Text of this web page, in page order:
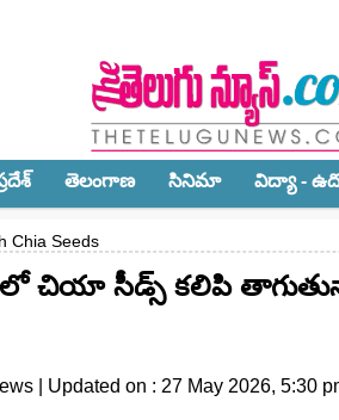
తెలంగాణ‌ సినిమా విద్యా -
Chia Seeds
చియా సీడ్స్ కలిపి
| Updated on : 27 May 2026, 5:30